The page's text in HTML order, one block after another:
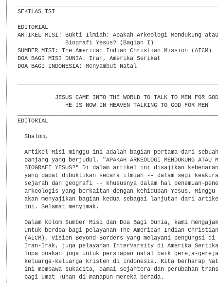
SEKILAS ISI
EDITORIAL
ARTIKEL MISI: Bukti Ilmiah: Apakah Arkeologi Mendukung
              Biografi Yesus? (Bagian I)
SUMBER MISI: The American Indian Christian Mission (AICM)
DOA BAGI MISI DUNIA: Iran, Amerika Serikat
DOA BAGI INDONESIA: Menyambut Natal
           JESUS CAME INTO THE WORLD TO TALK TO MEN FOR GOD
              HE IS NOW IN HEAVEN TALKING TO GOD FOR MEN
EDITORIAL
  Shalom,
Artikel Misi minggu ini adalah bagian pertama dari
panjang yang berjudul, "APAKAH ARKEOLOGI MENDUKUNG ATAU
BIOGRAFI YESUS?" Di dalam artikel ini disajikan
yang dapat dibuktikan secara ilmiah -- dalam segi
sejarah dan geografi -- khususnya dalam hal penemuan-
arkeologis yang berkaitan dengan kehidupan Yesus. Minggu
akan menyajikan bagian kedua sebagai lanjutan dari
  ini. Selamat menyimak.
Dalam kolom Sumber Misi dan Doa Bagi Dunia, kami
untuk berdoa bagi pelayanan The American Indian
(AICM), Vision Beyond Borders yang melayani pengungsi di
Iran-Irak, juga pelayanan InterVarsity di Amerika
lupa doakan juga untuk persiapan natal baik gereja-
keluarga-keluarga kristen di indonesia. Kita berharap
ini membawa sukacita, damai sejahtera dan perubahan
  bagi umat Tuhan di manapun mereka berada.